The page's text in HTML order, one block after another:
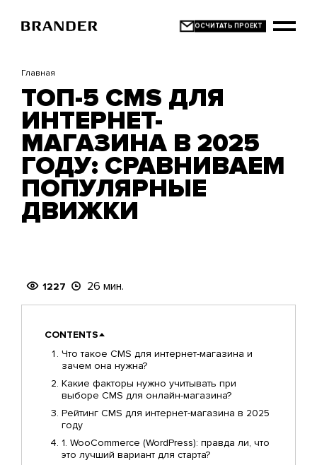
основному
Главная
ТОП-5 CMS ДЛЯ
ИНТЕРНЕТ-
МАГАЗИНА В 2025
ГОДУ: СРАВНИВАЕМ
ПОПУЛЯРНЫЕ
ДВИЖКИ
1227 26 мин.
CONTENTS
Что такое CMS для интернет-магазина и
зачем она нужна?
Какие факторы нужно учитывать при
выборе CMS для онлайн-магазина?
Рейтинг CMS для интернет-магазина в 2025
году
1. WooCommerce (WordPress): правда ли, что
это лучший вариант для старта?